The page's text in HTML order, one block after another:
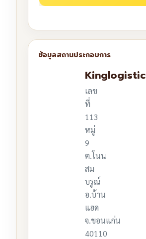
Kinglogistic
เลข
ที่
113
หมู่
9
ต.โนน
สม
บรูณ์
อ.บ้าน
แฮด
จ.ขอนแก่น
40110